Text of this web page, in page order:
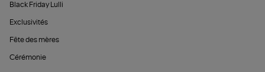
Black Friday Lulli
Exclusivités
Fête des mères
Cérémonie